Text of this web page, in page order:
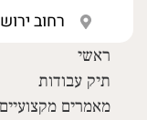
רחוב ירושלים
ראשי
תיק עבודות
מאמרים מקצועיים